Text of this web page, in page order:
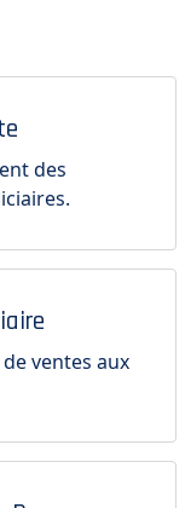
des
ventes aux